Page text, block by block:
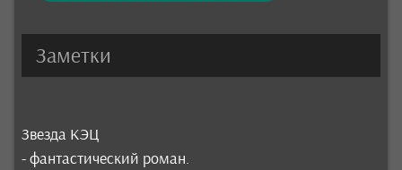
Заметки
Звезда КЭЦ
- фантастический роман.